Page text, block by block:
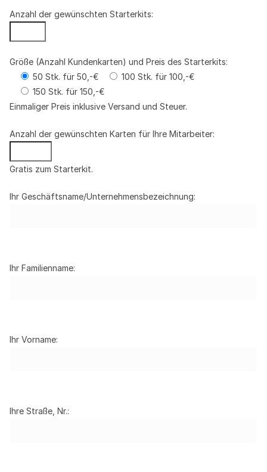
Anzahl der gewünschten Starterkits:
Größe (Anzahl Kundenkarten) und Preis des Starterkits:
50 Stk. für 50,-€
100 Stk. für 100,-€
150 Stk. für 150,-€
Einmaliger Preis inklusive Versand und Steuer.
Anzahl der gewünschten Karten für Ihre Mitarbeiter:
Gratis zum Starterkit.
Ihr Geschäftsname/Unternehmensbezeichnung:
Ihr Familienname:
Ihr Vorname:
Ihre Straße, Nr.: